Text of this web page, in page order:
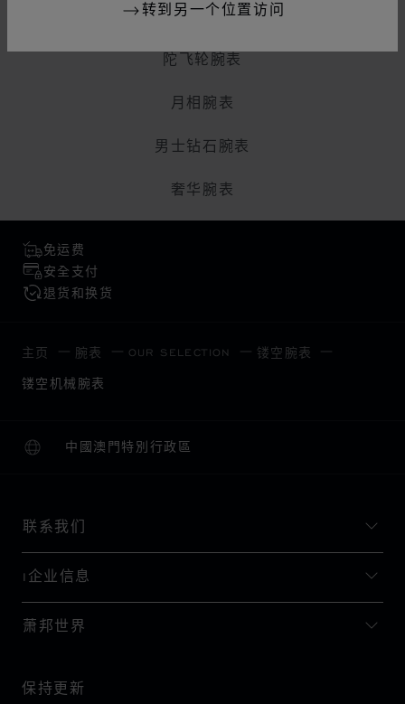
转到另一个位置访问
陀飞轮腕表
月相腕表
男士钻石腕表
奢华腕表
免运费
安全支付
退货和换货
主页 腕表 OUR SELECTION 镂空腕表
镂空机械腕表
中國澳門特別行政區
本地化（更改国家/地区）
更改国家/地区
联系我们
I企业信息
萧邦世界
保持更新